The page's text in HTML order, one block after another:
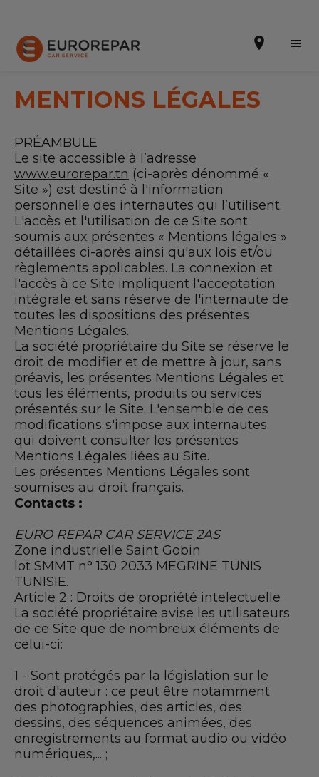
Prendre un rendez-vous
Notre enseigne
Nos promotions
Nos prestations
Notre actualité
Contactez nous
Toutes les agences
Intégrer le réseau
MENTIONS LÉGALES
PRÉAMBULE
Le site accessible à l’adresse
www.eurorepar.tn (ci-après dénommé «
Site ») est destiné à l'information
personnelle des internautes qui l’utilisent.
L'accès et l'utilisation de ce Site sont
soumis aux présentes « Mentions légales »
détaillées ci-après ainsi qu'aux lois et/ou
règlements applicables. La connexion et
l'accès à ce Site impliquent l'acceptation
intégrale et sans réserve de l'internaute de
toutes les dispositions des présentes
Mentions Légales.
La société propriétaire du Site se réserve le
droit de modifier et de mettre à jour, sans
préavis, les présentes Mentions Légales et
tous les éléments, produits ou services
présentés sur le Site. L'ensemble de ces
modifications s'impose aux internautes
qui doivent consulter les présentes
Mentions Légales liées au Site.
Les présentes Mentions Légales sont
soumises au droit français.
Contacts :
EURO REPAR CAR SERVICE 2AS
Zone industrielle Saint Gobin
lot SMMT n° 130 2033 MEGRINE TUNIS
TUNISIE.
Article 2 : Droits de propriété intelectuelle
La société propriétaire avise les utilisateurs
de ce Site que de nombreux éléments de
celui-ci:
1 - Sont protégés par la législation sur le
droit d'auteur : ce peut être notamment
des photographies, des articles, des
dessins, des séquences animées, des
enregistrements au format audio ou vidéo
numériques,... ;